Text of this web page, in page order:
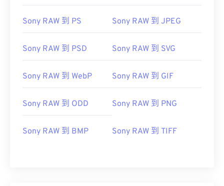
Sony RAW 到 PS Sony RAW 到 JPEG
Sony RAW 到 PSD Sony RAW 到 SVG
Sony RAW 到 WebP Sony RAW 到 GIF
Sony RAW 到 ODD Sony RAW 到 PNG
Sony RAW 到 BMP Sony RAW 到 TIFF